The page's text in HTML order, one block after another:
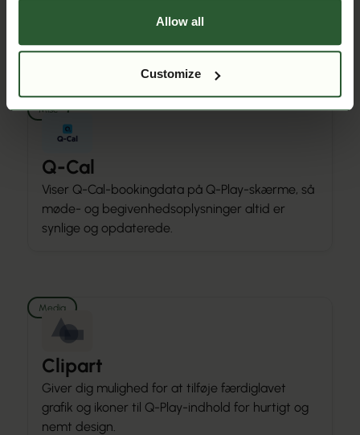
Allow all
Customize
nemme opdateringer.
Misc
Q-Cal
Viser Q-Cal-bookingdata på Q-Play-skærme, så
møde- og begivenhedsoplysninger altid er
synlige og opdaterede.
Media
Clipart
Giver dig mulighed for at tilføje færdiglavet
grafik og ikoner til Q-Play-indhold for hurtigt og
nemt design.